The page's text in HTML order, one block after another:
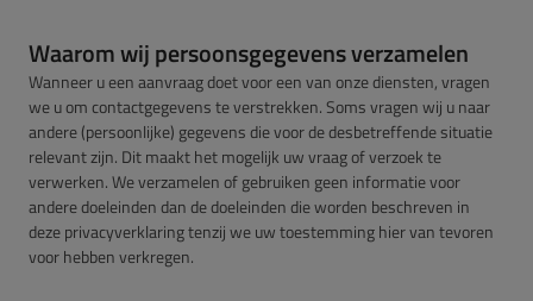
Waarom wij persoonsgegevens verzamelen
Wanneer u een aanvraag doet voor een van onze diensten, vragen
we u om contactgegevens te verstrekken. Soms vragen wij u naar
andere (persoonlijke) gegevens die voor de desbetreffende situatie
relevant zijn. Dit maakt het mogelijk uw vraag of verzoek te
verwerken. We verzamelen of gebruiken geen informatie voor
andere doeleinden dan de doeleinden die worden beschreven in
deze privacyverklaring tenzij we uw toestemming hier van tevoren
voor hebben verkregen.